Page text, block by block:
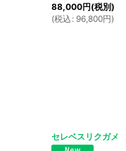
88,000円(税別)
(税込 : 96,800円)
セレベスリクガ